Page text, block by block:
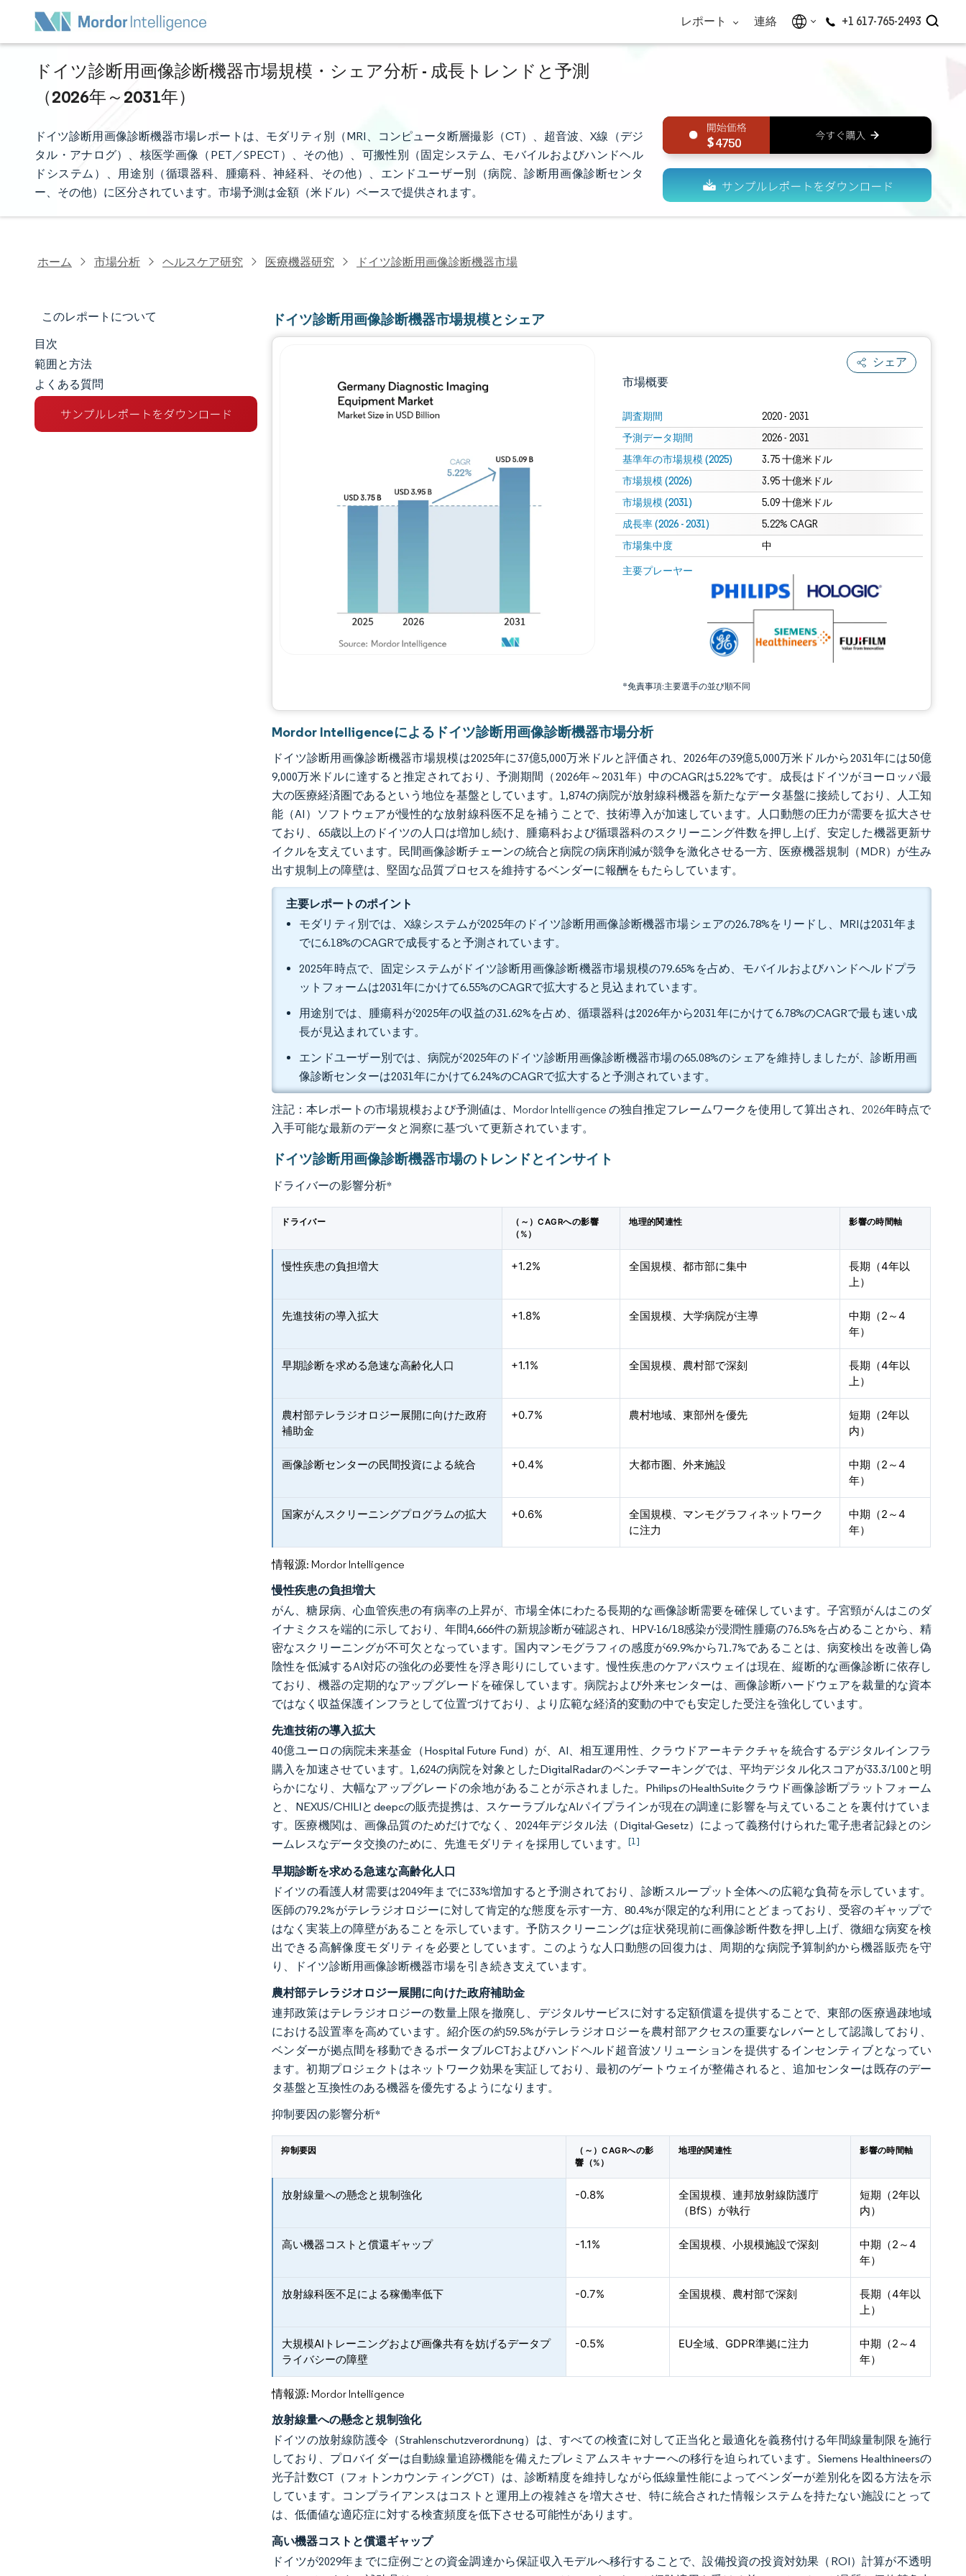
レポート 連絡 +1 617-765-2493
ドイツ診断用画像診断機器市場規模・シェア分析 - 成長トレンドと予測
（2026年～2031年）
ドイツ診断用画像診断機器市場レポートは、モダリティ別（MRI、コンピュータ断層撮影（CT）、超音波、X線（デジ
タル・アナログ）、核医学画像（PET／SPECT）、その他）、可搬性別（固定システム、モバイルおよびハンドヘル
ドシステム）、用途別（循環器科、腫瘍科、神経科、その他）、エンドユーザー別（病院、診断用画像診断センタ
ー、その他）に区分されています。市場予測は金額（米ドル）ベースで提供されます。
4750
ホーム 市場分析 ヘルスケア研究 医療機器研究 ドイツ診断用画像診断機器市場
このレポートについて
市場規模とシェア
市場分析
トレンドとインサイト
目次
範囲と方法
よくある質問
ドイツ診断用画像診断機器市場規模とシェア
シェア
市場概要
調査期間 2020 - 2031
予測データ期間 2026 - 2031
基準年の市場規模 (2025) 3.75 十億米ドル
市場規模 (2026) 3.95 十億米ドル
市場規模 (2031) 5.09 十億米ドル
成長率 (2026 - 2031) 5.22% CAGR
市場集中度 中
主要プレーヤー
*免責事項:主要選手の並び順不同
画像 © Mordor Intelligence。再利用にはCC BY 4.0の表示が必要です。
画像 © Mordor Intelligence。再利用にはCC BY 4.0の表示が必要です。
Mordor Intelligenceによるドイツ診断用画像診断機器市場分析
ドイツ診断用画像診断機器市場規模は2025年に37億5,000万米ドルと評価され、2026年の39億5,000万米ドルから2031年には50億
9,000万米ドルに達すると推定されており、予測期間（2026年～2031年）中のCAGRは5.22%です。成長はドイツがヨーロッパ最
大の医療経済圏であるという地位を基盤としています。1,874の病院が放射線科機器を新たなデータ基盤に接続しており、人工知
能（AI）ソフトウェアが慢性的な放射線科医不足を補うことで、技術導入が加速しています。人口動態の圧力が需要を拡大させ
ており、65歳以上のドイツの人口は増加し続け、腫瘍科および循環器科のスクリーニング件数を押し上げ、安定した機器更新サ
イクルを支えています。民間画像診断チェーンの統合と病院の病床削減が競争を激化させる一方、医療機器規制（MDR）が生み
出す規制上の障壁は、堅固な品質プロセスを維持するベンダーに報酬をもたらしています。
主要レポートのポイント
モダリティ別では、X線システムが2025年のドイツ診断用画像診断機器市場シェアの26.78%をリードし、MRIは2031年ま
でに6.18%のCAGRで成長すると予測されています。
2025年時点で、固定システムがドイツ診断用画像診断機器市場規模の79.65%を占め、モバイルおよびハンドヘルドプラ
ットフォームは2031年にかけて6.55%のCAGRで拡大すると見込まれています。
用途別では、腫瘍科が2025年の収益の31.62%を占め、循環器科は2026年から2031年にかけて6.78%のCAGRで最も速い成
長が見込まれています。
エンドユーザー別では、病院が2025年のドイツ診断用画像診断機器市場の65.08%のシェアを維持しましたが、診断用画
像診断センターは2031年にかけて6.24%のCAGRで拡大すると予測されています。
注記：本レポートの市場規模および予測値は、Mordor Intelligence の独自推定フレームワークを使用して算出され、2026年時点で
入手可能な最新のデータと洞察に基づいて更新されています。
ドイツ診断用画像診断機器市場のトレンドとインサイト
ドライバーの影響分析*
ドライバー
（～）CAGRへの影響
（%）
地理的関連性 影響の時間軸
慢性疾患の負担増大 +1.2% 全国規模、都市部に集中
長期（4年以
上）
先進技術の導入拡大 +1.8% 全国規模、大学病院が主導
中期（2～4
年）
早期診断を求める急速な高齢化人口 +1.1% 全国規模、農村部で深刻
長期（4年以
上）
農村部テレラジオロジー展開に向けた政府
補助金
+0.7% 農村地域、東部州を優先
短期（2年以
内）
画像診断センターの民間投資による統合 +0.4% 大都市圏、外来施設
中期（2～4
年）
国家がんスクリーニングプログラムの拡大 +0.6%
全国規模、マンモグラフィネットワーク
に注力
中期（2～4
年）
情報源: Mordor Intelligence
慢性疾患の負担増大
がん、糖尿病、心血管疾患の有病率の上昇が、市場全体にわたる長期的な画像診断需要を確保しています。子宮頸がんはこのダ
イナミクスを端的に示しており、年間4,666件の新規診断が確認され、HPV-16/18感染が浸潤性腫瘍の76.5%を占めることから、精
密なスクリーニングが不可欠となっています。国内マンモグラフィの感度が69.9%から71.7%であることは、病変検出を改善し偽
陰性を低減するAI対応の強化の必要性を浮き彫りにしています。慢性疾患のケアパスウェイは現在、縦断的な画像診断に依存し
ており、機器の定期的なアップグレードを確保しています。病院および外来センターは、画像診断ハードウェアを裁量的な資本
ではなく収益保護インフラとして位置づけており、より広範な経済的変動の中でも安定した受注を強化しています。
先進技術の導入拡大
40億ユーロの病院未来基金（Hospital Future Fund）が、AI、相互運用性、クラウドアーキテクチャを統合するデジタルインフラ
購入を加速させています。1,624の病院を対象としたDigitalRadarのベンチマーキングでは、平均デジタル化スコアが33.3/100と明
らかになり、大幅なアップグレードの余地があることが示されました。PhilipsのHealthSuiteクラウド画像診断プラットフォーム
と、NEXUS/CHILIとdeepcの販売提携は、スケーラブルなAIパイプラインが現在の調達に影響を与えていることを裏付けていま
す。医療機関は、画像品質のためだけでなく、2024年デジタル法（Digital-Gesetz）によって義務付けられた電子患者記録とのシ
ームレスなデータ交換のために、先進モダリティを採用しています。[1]
早期診断を求める急速な高齢化人口
ドイツの看護人材需要は2049年までに33%増加すると予測されており、診断スループット全体への広範な負荷を示しています。
医師の79.2%がテレラジオロジーに対して肯定的な態度を示す一方、80.4%が限定的な利用にとどまっており、受容のギャップで
はなく実装上の障壁があることを示しています。予防スクリーニングは症状発現前に画像診断件数を押し上げ、微細な病変を検
出できる高解像度モダリティを必要としています。このような人口動態の回復力は、周期的な病院予算制約から機器販売を守
り、ドイツ診断用画像診断機器市場を引き続き支えています。
農村部テレラジオロジー展開に向けた政府補助金
連邦政策はテレラジオロジーの数量上限を撤廃し、デジタルサービスに対する定額償還を提供することで、東部の医療過疎地域
における設置率を高めています。紹介医の約59.5%がテレラジオロジーを農村部アクセスの重要なレバーとして認識しており、
ベンダーが拠点間を移動できるポータブルCTおよびハンドヘルド超音波ソリューションを提供するインセンティブとなってい
ます。初期プロジェクトはネットワーク効果を実証しており、最初のゲートウェイが整備されると、追加センターは既存のデー
タ基盤と互換性のある機器を優先するようになります。
抑制要因の影響分析*
抑制要因
（～）CAGRへの影
響（%）
地理的関連性 影響の時間軸
放射線量への懸念と規制強化 -0.8%
全国規模、連邦放射線防護庁
（BfS）が執行
短期（2年以
内）
高い機器コストと償還ギャップ -1.1% 全国規模、小規模施設で深刻
中期（2～4
年）
放射線科医不足による稼働率低下 -0.7% 全国規模、農村部で深刻
長期（4年以
上）
大規模AIトレーニングおよび画像共有を妨げるデータプ
ライバシーの障壁
-0.5% EU全域、GDPR準拠に注力
中期（2～4
年）
情報源: Mordor Intelligence
放射線量への懸念と規制強化
ドイツの放射線防護令（Strahlenschutzverordnung）は、すべての検査に対して正当化と最適化を義務付ける年間線量制限を施行
しており、プロバイダーは自動線量追跡機能を備えたプレミアムスキャナーへの移行を迫られています。Siemens Healthineersの
光子計数CT（フォトンカウンティングCT）は、診断精度を維持しながら低線量性能によってベンダーが差別化を図る方法を示
しています。コンプライアンスはコストと運用上の複雑さを増大させ、特に統合された情報システムを持たない施設にとって
は、低価値な適応症に対する検査頻度を低下させる可能性があります。
高い機器コストと償還ギャップ
ドイツが2029年までに症例ごとの資金調達から保証収入モデルへ移行することで、設備投資の投資対効果（ROI）計算が不透明